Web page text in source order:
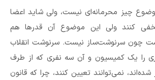
چیز محرمانه‌ای نیست، ولی شاید اعضا
کنند ولی این موضوع آن قدرها هم
چون سرنوشت‌ساز نیست. سرنوشت انقلاب
را یک کمیسیون و آن سه نفری که از طرف
نمی‌توانند تعیین کنند، چرا که قانون